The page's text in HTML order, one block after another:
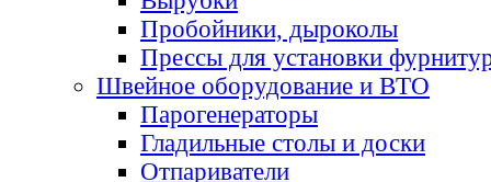
Пробойники, дыроколы
Прессы для установки
Швейное оборудование и ВТО
Парогенераторы
Гладильные столы и доски
Отпариватели